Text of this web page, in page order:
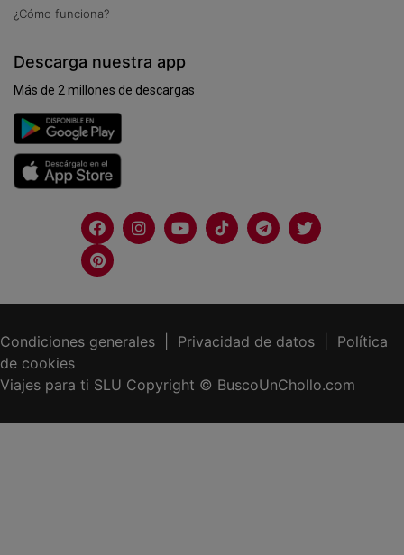
¿Cómo funciona?
Descarga nuestra app
Más de 2 millones de descargas
Condiciones generales | Privacidad de datos | Política
de cookies
Viajes para ti SLU Copyright © BuscoUnChollo.com